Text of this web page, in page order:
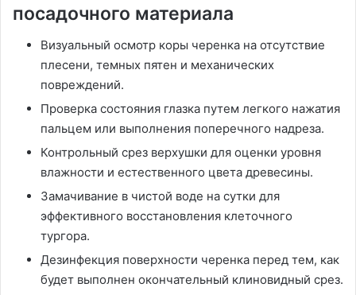
посадочного материала
Визуальный осмотр коры черенка на отсутствие
плесени, темных пятен и механических
повреждений.
Проверка состояния глазка путем легкого нажатия
пальцем или выполнения поперечного надреза.
Контрольный срез верхушки для оценки уровня
влажности и естественного цвета древесины.
Замачивание в чистой воде на сутки для
эффективного восстановления клеточного
тургора.
Дезинфекция поверхности черенка перед тем, как
будет выполнен окончательный клиновидный срез.